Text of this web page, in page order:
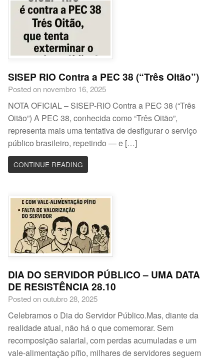
SISEP RIO Contra a PEC 38 (“Três Oitão”)
Posted on novembro 16, 2025
NOTA OFICIAL – SISEP-RIO Contra a PEC 38 (“Três
Oitão”) A PEC 38, conhecida como “Três Oitão”,
representa mais uma tentativa de desfigurar o serviço
público brasileiro, repetindo — e […]
CONTINUE READING
DIA DO SERVIDOR PÚBLICO – UMA DATA
DE RESISTÊNCIA 28.10
Posted on outubro 28, 2025
Celebramos o Dia do Servidor Público.Mas, diante da
realidade atual, não há o que comemorar. Sem
recomposição salarial, com perdas acumuladas e um
vale-alimentação pífio, milhares de servidores seguem